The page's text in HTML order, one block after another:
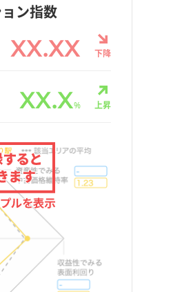
ン指数
XX.XX 下降
XX.X% 上昇